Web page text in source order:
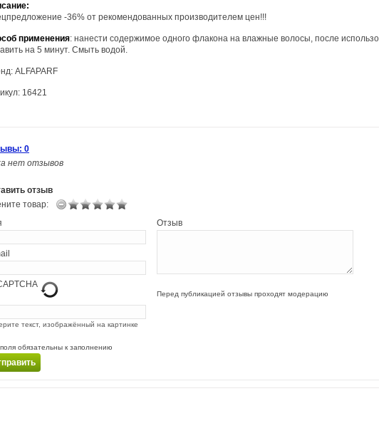
-36% от рекомендованных производителем цен!!!
применения: нанести содержимое одного флакона на влажные волосы, после
на 5 минут. Смыть водой.
ALFAPARF
16421
0
нет отзывов
отзыв
товар:
текст, изображённый на картинке
обязательны к заполнению
Отзыв
Перед публикацией отзывы проходят модерацию